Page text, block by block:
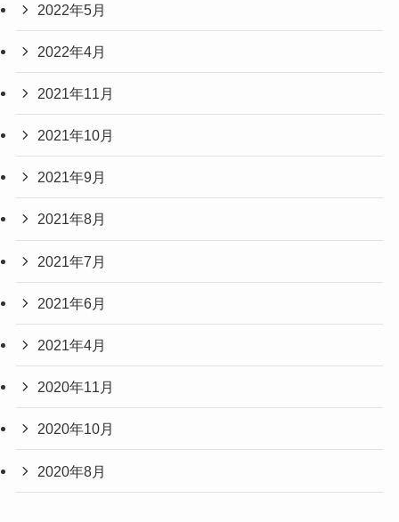
2022年5月
2022年4月
2021年11月
2021年10月
2021年9月
2021年8月
2021年7月
2021年6月
2021年4月
2020年11月
2020年10月
2020年8月